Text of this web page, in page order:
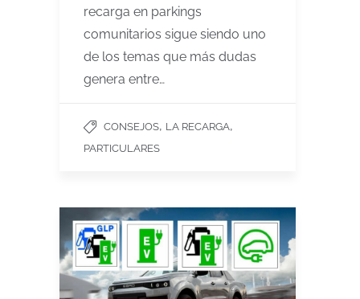
recarga en parkings
comunitarios sigue siendo uno
de los temas que más dudas
genera entre…
CONSEJOS, LA RECARGA,
PARTICULARES